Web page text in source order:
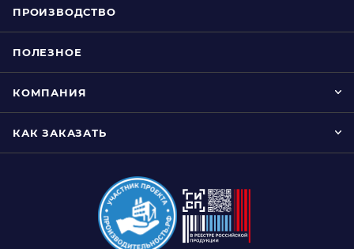
ПРОИЗВОДСТВО
ПОЛЕЗНОЕ
КОМПАНИЯ
КАК ЗАКАЗАТЬ